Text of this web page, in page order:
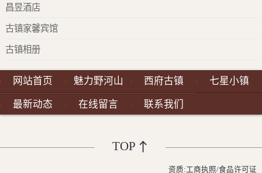
昌昱酒店
古镇家馨宾馆
古镇相册
网站首页 魅力野河山 西府古镇 七星小镇
最新动态 在线留言 联系我们
TOP
资质:工商执照/食品许可证